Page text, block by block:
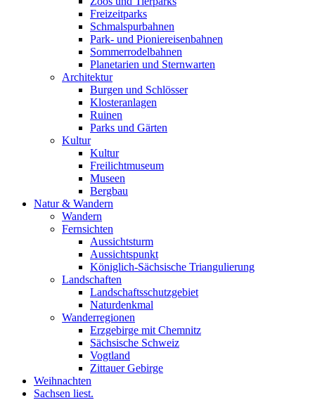
Freizeitparks
Schmalspurbahnen
Park- und Pioniereisenbahnen
Sommerrodelbahnen
Planetarien und Sternwarten
Architektur
Burgen und Schlösser
Klosteranlagen
Ruinen
Parks und Gärten
Kultur
Kultur
Freilichtmuseum
Museen
Bergbau
Natur & Wandern
Wandern
Fernsichten
Aussichtsturm
Aussichtspunkt
Königlich-Sächsische Triangulierung
Landschaften
Landschaftsschutzgebiet
Naturdenkmal
Wanderregionen
Erzgebirge mit Chemnitz
Sächsische Schweiz
Vogtland
Zittauer Gebirge
Weihnachten
Sachsen liest.